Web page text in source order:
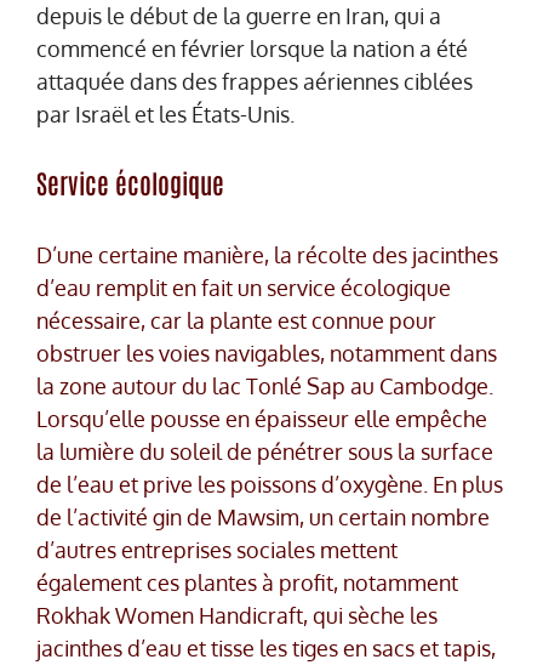
depuis le début de la guerre en Iran, qui a
commencé en février lorsque la nation a été
attaquée dans des frappes aériennes ciblées
par Israël et les États-Unis.
Service écologique
D’une certaine manière, la récolte des jacinthes
d’eau remplit en fait un service écologique
nécessaire, car la plante est connue pour
obstruer les voies navigables, notamment dans
la zone autour du lac Tonlé Sap au Cambodge.
Lorsqu’elle pousse en épaisseur elle empêche
la lumière du soleil de pénétrer sous la surface
de l’eau et prive les poissons d’oxygène. En plus
de l’activité gin de Mawsim, un certain nombre
d’autres entreprises sociales mettent
également ces plantes à profit, notamment
Rokhak Women Handicraft, qui sèche les
jacinthes d’eau et tisse les tiges en sacs et tapis,